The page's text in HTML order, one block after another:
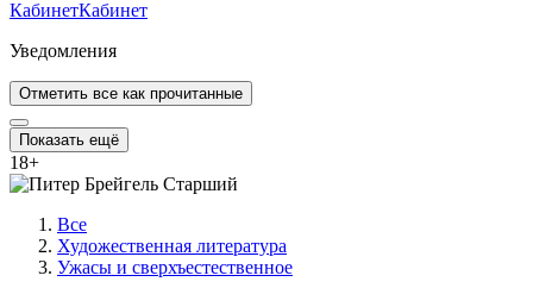
КабинетКабинет
Уведомления
Отметить все как прочитанные
Показать ещё
18+
Все
Художественная литература
Ужасы и сверхъестественное